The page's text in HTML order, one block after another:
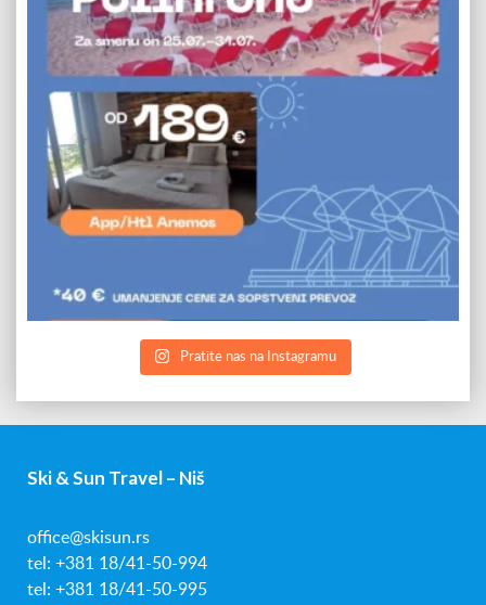
Pratite nas na Instagramu
Ski & Sun Travel – Niš
office@skisun.rs
tel: +381 18/41-50-994
tel: +381 18/41-50-995